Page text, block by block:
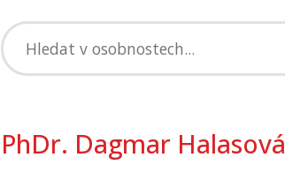
PhDr. Dagmar Halasová